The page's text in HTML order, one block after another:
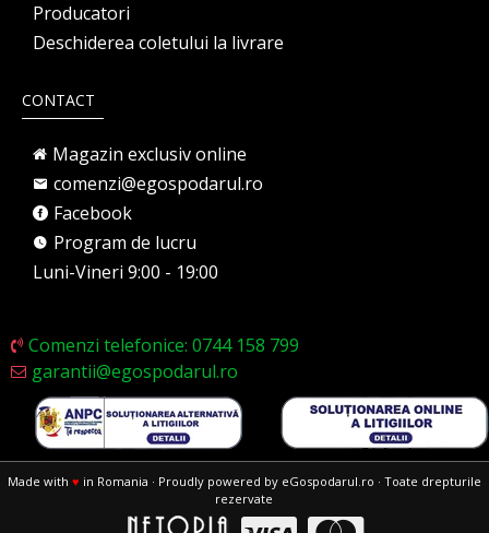
Producatori
Deschiderea coletului la livrare
CONTACT
Magazin exclusiv online
comenzi@egospodarul.ro
Facebook
Program de lucru
Luni-Vineri 9:00 - 19:00
Comenzi telefonice: 0744 158 799
garantii@egospodarul.ro
Made with ♥ in Romania · Proudly powered by eGospodarul.ro · Toate drepturile
rezervate